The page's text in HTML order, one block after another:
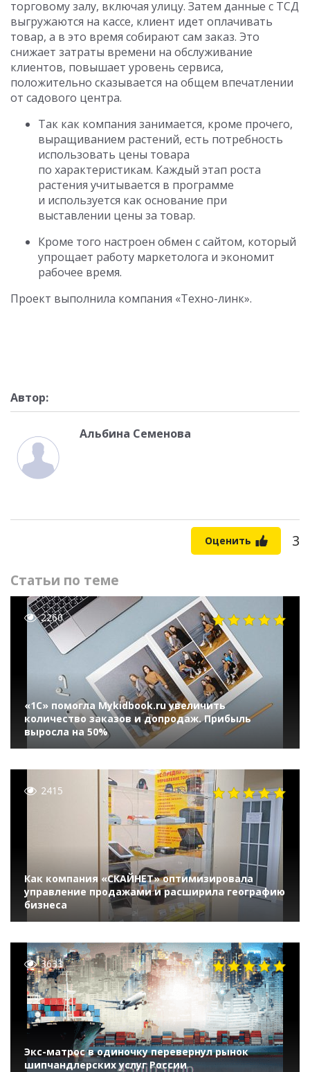
торговому залу, включая улицу. Затем данные с ТСД
выгружаются на кассе, клиент идет оплачивать
товар, а в это время собирают сам заказ. Это
снижает затраты времени на обслуживание
клиентов, повышает уровень сервиса,
положительно сказывается на общем впечатлении
от садового центра.
Так как компания занимается, кроме прочего,
выращиванием растений, есть потребность
использовать цены товара
по характеристикам. Каждый этап роста
растения учитывается в программе
и используется как основание при
выставлении цены за товар.
Кроме того настроен обмен с сайтом, который
упрощает работу маркетолога и экономит
рабочее время.
Проект выполнила компания «Техно-линк».
Автор:
Альбина Семенова
Оценить 3
Статьи по теме
2260
«1С» помогла Mykidbook.ru увеличить
количество заказов и допродаж. Прибыль
выросла на 50%
2415
Как компания «СКАЙНЕТ» оптимизировала
управление продажами и расширила географию
бизнеса
3633
Экс-матрос в одиночку перевернул рынок
шипчандлерских услуг России